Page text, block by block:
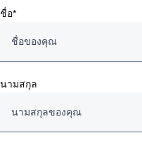
ชื่อ*
นามสกุล